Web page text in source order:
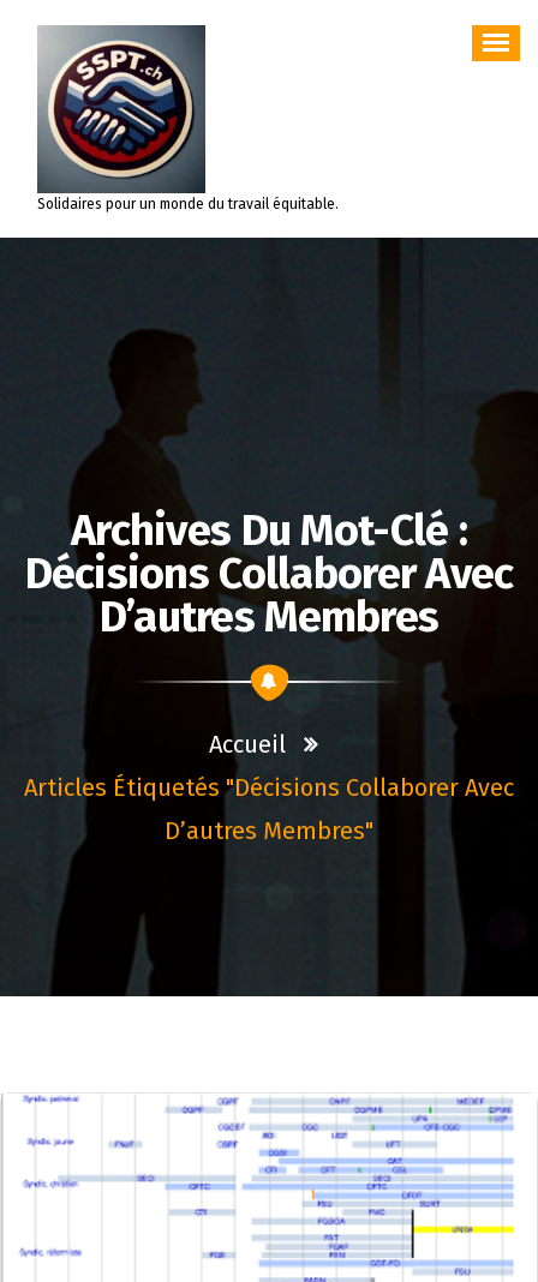
contenu
Solidaires pour un monde du travail équitable.
Archives Du Mot-Clé :
Décisions Collaborer Avec
D’autres Membres
Accueil
Articles Étiquetés "décisions Collaborer Avec
D’autres Membres"